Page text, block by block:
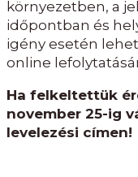
környezetben, a
időpontban és
igény esetén
online
Ha felkeltettük
november 25-ig
levelezési címen!